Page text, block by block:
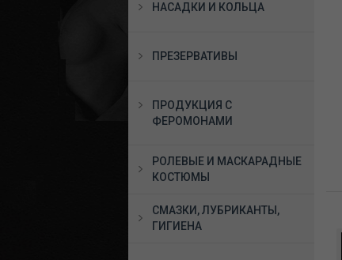
НАСАДКИ И КОЛЬЦА
ПРЕЗЕРВАТИВЫ
ПРОДУКЦИЯ С
ФЕРОМОНАМИ
РОЛЕВЫЕ И МАСКАРАДНЫЕ
КОСТЮМЫ
СМАЗКИ, ЛУБРИКАНТЫ,
ГИГИЕНА